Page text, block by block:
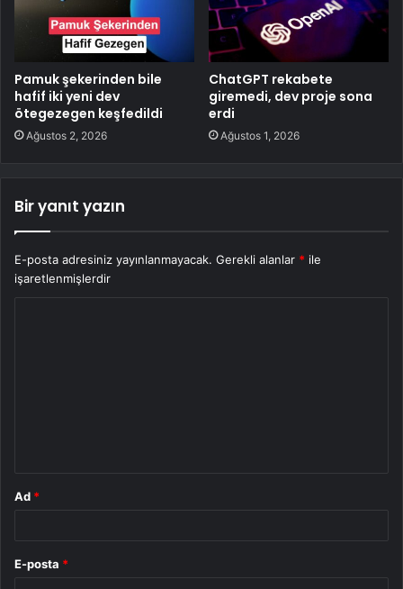
Pamuk şekerinden bile
hafif iki yeni dev
ötegezegen keşfedildi
Ağustos 2, 2026
ChatGPT rekabete
giremedi, dev proje sona
erdi
Ağustos 1, 2026
Bir yanıt yazın
E-posta adresiniz yayınlanmayacak. Gerekli alanlar * ile
işaretlenmişlerdir
Ad *
E-posta *